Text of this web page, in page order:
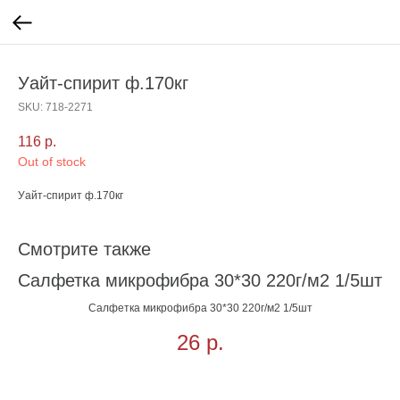
Уайт-спирит ф.170кг
SKU: 718-2271
116 р.
Out of stock
Уайт-спирит ф.170кг
Смотрите также
Салфетка микрофибра 30*30 220г/м2 1/5шт
Салфетка микрофибра 30*30 220г/м2 1/5шт
26 р.